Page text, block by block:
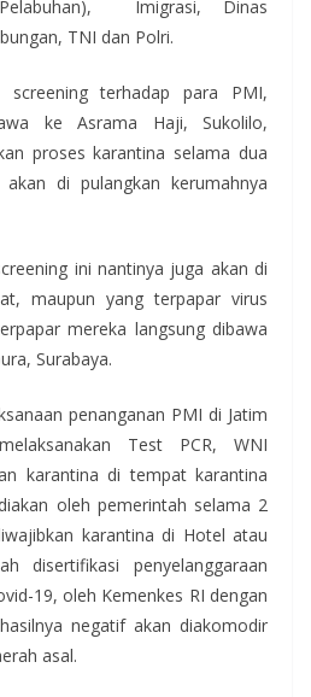
Imigrasi, Dinas
TNI dan Polri.
screening terhadap para PMI,
ke Asrama Haji, Sukolilo,
proses karantina selama dua
di pulangkan kerumahnya
ini nantinya juga akan di
maupun yang terpapar virus
mereka langsung dibawa
Surabaya.
penanganan PMI di Jatim
Test PCR, WNI
karantina di tempat karantina
oleh pemerintah selama 2
karantina di Hotel atau
disertifikasi penyelanggaraan
19, oleh Kemenkes RI dengan
negatif akan diakomodir
asal.